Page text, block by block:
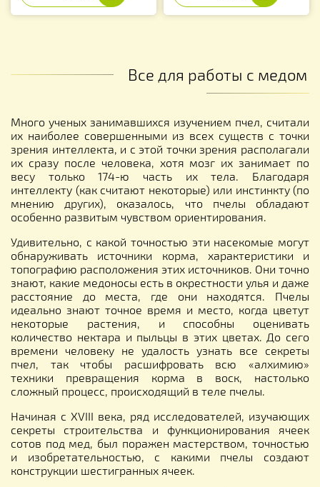
Все для работы с медом
Много ученых занимавшихся изучением пчел, считали
их наиболее совершенными из всех существ с точки
зрения интеллекта, и с этой точки зрения располагали
их сразу после человека, хотя мозг их занимает по
весу только 174-ю часть их тела. Благодаря
интеллекту (как считают некоторые) или инстинкту (по
мнению других), оказалось, что пчелы обладают
особенно развитым чувством ориентирования.
Удивительно, с какой точностью эти насекомые могут
обнаруживать источники корма, характеристики и
топографию расположения этих источников. Они точно
знают, какие медоносы есть в окрестности улья и даже
расстояние до места, где они находятся. Пчелы
идеально знают точное время и место, когда цветут
некоторые растения, и способны оценивать
количество нектара и пыльцы в этих цветах. До сего
времени человеку не удалость узнать все секреты
пчел, так чтобы расшифровать всю «алхимию»
техники превращения корма в воск, настолько
сложный процесс, происходящий в теле пчелы.
Начиная с XVIII века, ряд исследователей, изучающих
секреты строительства и функционирования ячеек
сотов под мед, был поражен мастерством, точностью
и изобретательностью, с какими пчелы создают
конструкции шестигранных ячеек.